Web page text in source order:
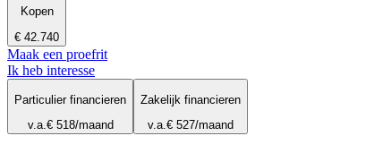
Kopen
€ 42.740
Maak een proefrit
Ik heb interesse
Particulier financieren
v.a.€ 518/maand
Zakelijk financieren
v.a.€ 527/maand